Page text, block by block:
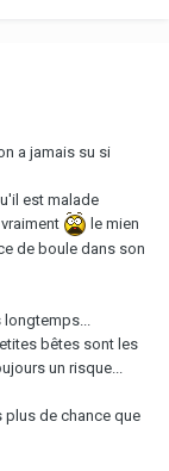
a jamais su si
est malade
le mien
de boule dans son
longtemps...
bêtes sont les
un risque...
plus de chance que